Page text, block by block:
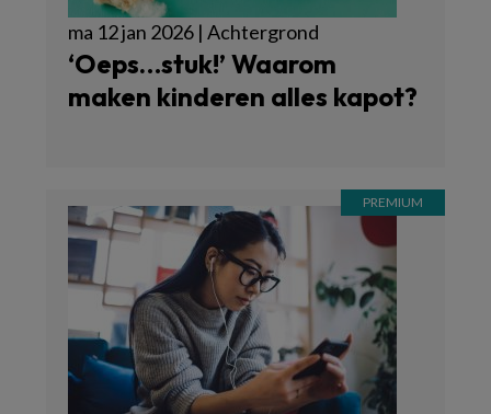
ma 12 jan 2026 | Achtergrond
‘Oeps…stuk!’ Waarom
maken kinderen alles kapot?